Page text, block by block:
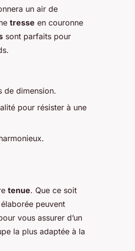
un air de
tresse en couronne
sont parfaits pour
de dimension.
pour résister à une
tenue. Que ce soit
élaborée peuvent
vous assurer d’un
la plus adaptée à la